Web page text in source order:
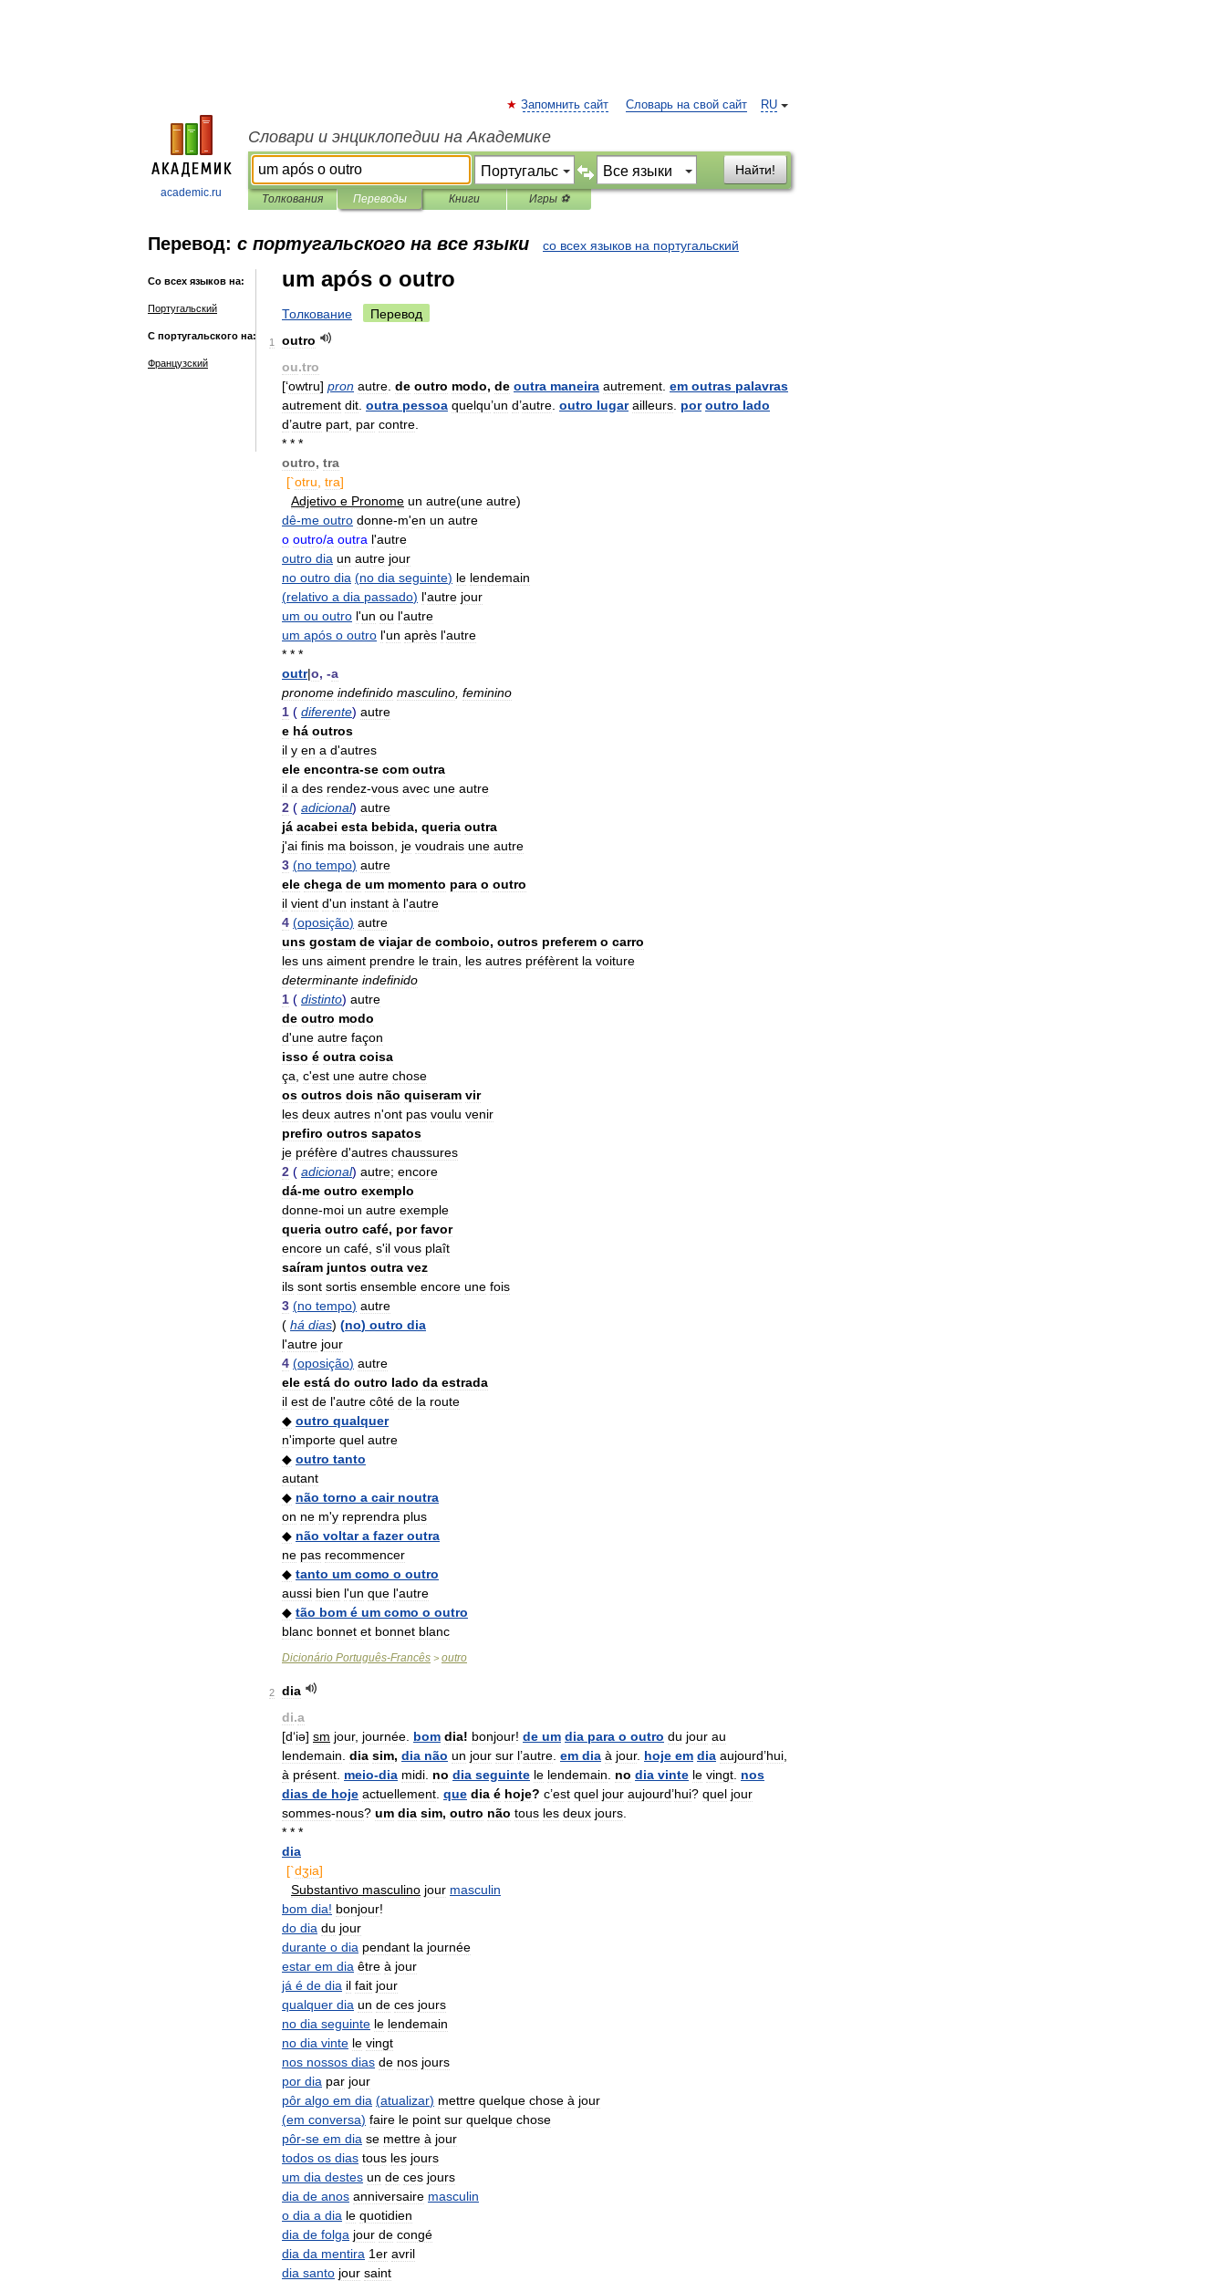
academic.ru
RU
Запомнить сайт Словарь на свой сайт
Словари и энциклопедии на Академике
Найти!
Толкования Переводы Книги Игры ⚽
Перевод: с португальского на все языки со всех языков на португальский
Со всех языков на:
Португальский
С португальского на:
Французский
um após o outro
Толкование Перевод
1
outro
ou.tro
[‘owtru] pron autre de outro modo, de outra maneira autrement em outras palavras
autrement dit outra pessoa quelqu’un d’autre outro lugar ailleurs por outro lado
d’autre part par contre
* * *
outro, tra
[`otru tra]
Adjetivo e Pronome un autre(une autre)
dê-me outro donne-m'en un autre
o outro/a outra l'autre
outro dia un autre jour
no outro dia (no dia seguinte) le lendemain
(relativo a dia passado) l'autre jour
um ou outro l'un ou l'autre
um após o outro l'un après l'autre
* * *
outr|o, -a
pronome indefinido masculino feminino
1 ( diferente) autre
e há outros
il y en a d'autres
ele encontra-se com outra
il a des rendez-vous avec une autre
2 ( adicional) autre
já acabei esta bebida, queria outra
j'ai finis ma boisson je voudrais une autre
3 (no tempo) autre
ele chega de um momento para o outro
il vient d'un instant à l'autre
4 (oposição) autre
uns gostam de viajar de comboio, outros preferem o carro
les uns aiment prendre le train les autres préfèrent la voiture
determinante indefinido
1 ( distinto) autre
de outro modo
d'une autre façon
isso é outra coisa
ça c'est une autre chose
os outros dois não quiseram vir
les deux autres n'ont pas voulu venir
prefiro outros sapatos
je préfère d'autres chaussures
2 ( adicional) autre; encore
dá-me outro exemplo
donne-moi un autre exemple
queria outro café, por favor
encore un café s'il vous plaît
saíram juntos outra vez
ils sont sortis ensemble encore une fois
3 (no tempo) autre
( há dias) (no) outro dia
l'autre jour
4 (oposição) autre
ele está do outro lado da estrada
il est de l'autre côté de la route
◆ outro qualquer
n'importe quel autre
◆ outro tanto
autant
◆ não torno a cair noutra
on ne m'y reprendra plus
◆ não voltar a fazer outra
ne pas recommencer
◆ tanto um como o outro
aussi bien l'un que l'autre
◆ tão bom é um como o outro
blanc bonnet et bonnet blanc
Dicionário Português-Francês > outro
2
dia
di.a
[d‘iə] sm jour, journée bom dia! bonjour! de um dia para o outro du jour au
lendemain dia sim, dia não un jour sur l’autre em dia à jour. hoje em dia aujourd’hui
à présent meio-dia midi no dia seguinte le lendemain no dia vinte le vingt nos
dias de hoje actuellement que dia é hoje? c’est quel jour aujourd’hui? quel jour
sommes-nous? um dia sim, outro não tous les deux jours
* * *
dia
[`dʒia]
Substantivo masculino jour masculin
bom dia! bonjour!
do dia du jour
durante o dia pendant la journée
estar em dia être à jour
já é de dia il fait jour
qualquer dia un de ces jours
no dia seguinte le lendemain
no dia vinte le vingt
nos nossos dias de nos jours
por dia par jour
pôr algo em dia (atualizar) mettre quelque chose à jour
(em conversa) faire le point sur quelque chose
pôr-se em dia se mettre à jour
todos os dias tous les jours
um dia destes un de ces jours
dia de anos anniversaire masculin
o dia a dia le quotidien
dia de folga jour de congé
dia da mentira 1er avril
dia santo jour saint